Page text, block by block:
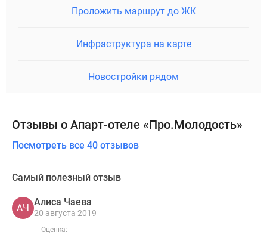
Проложить маршрут до ЖК
Инфраструктура на карте
Новостройки рядом
Отзывы о Апарт-отеле «Про.Молодость»
Посмотреть все 40 отзывов
Самый полезный отзыв
АЧ
Алиса Чаева
20 августа 2019
Оценка: